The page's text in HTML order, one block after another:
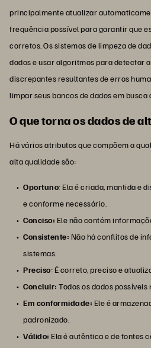
principalmente atualizar
frequência possível para garantir que
corretos. Os sistemas de limpeza de
dados e usar algoritmos para detectar
discrepantes resultantes de erros
limpar seus bancos de dados em busca
O que torna os dados de
Há vários atributos que compõem a
alta qualidade são:
Oportuno: Ela é criada, mantida e
e conforme necessário.
Conciso: Ele não contém
Consistente: Não há conflitos de
sistemas.
Preciso: É correto, preciso e
Concluir: Todos os dados
Em conformidade: Ele é
padronizado.
Válido: Ela é autêntica e de fontes